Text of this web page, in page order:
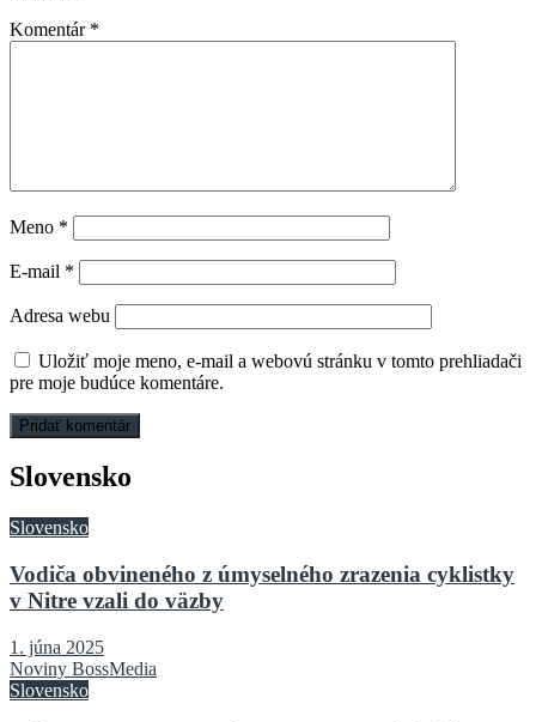
Komentár *
Meno *
E-mail *
Adresa webu
Uložiť moje meno, e-mail a webovú stránku v tomto prehliadači
pre moje budúce komentáre.
Slovensko
Slovensko
Vodiča obvineného z úmyselného zrazenia cyklistky
v Nitre vzali do väzby
1. júna 2025
Noviny BossMedia
Slovensko